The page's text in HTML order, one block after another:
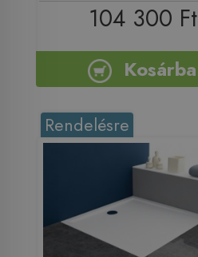
104 300 Ft
Kosárba
Rendelésre